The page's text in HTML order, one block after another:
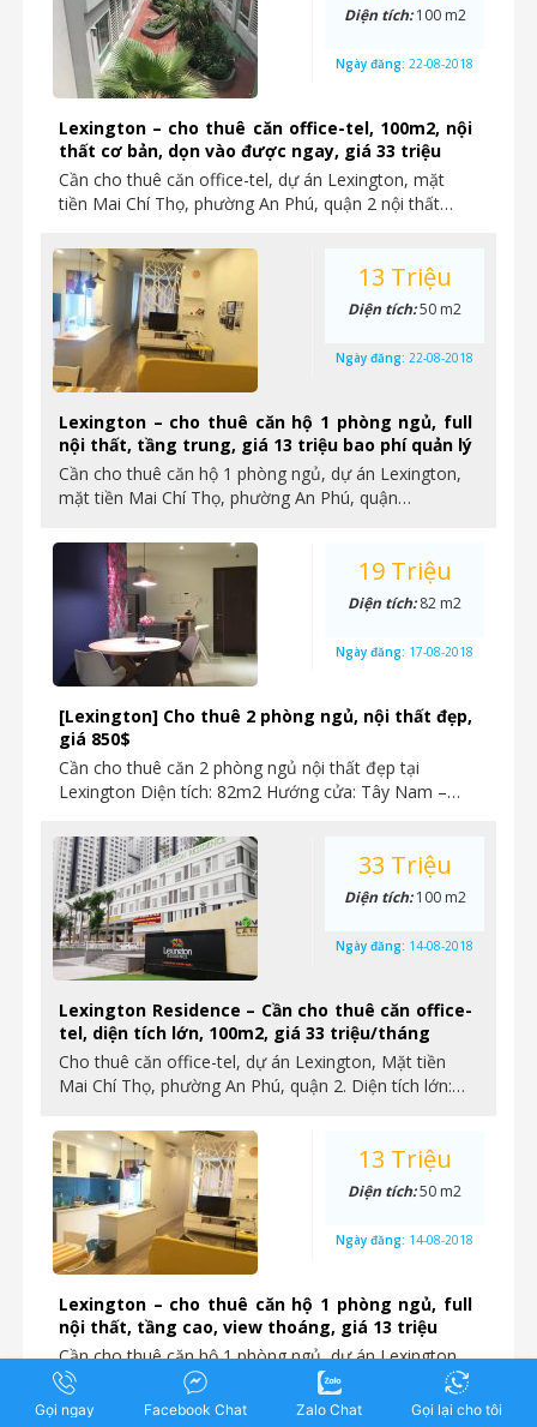
Lexington – cho thuê căn office-tel, 100m2, nội
thất cơ bản, dọn vào được ngay, giá 33 triệu
Cần cho thuê căn office-tel, dự án Lexington, mặt
tiền Mai Chí Thọ, phường An Phú, quận 2 nội thất…
Diện tích:100 m2
Ngày đăng: 22-08-2018
Lexington – cho thuê căn hộ 1 phòng ngủ, full
nội thất, tầng trung, giá 13 triệu bao phí quản lý
Cần cho thuê căn hộ 1 phòng ngủ, dự án Lexington,
mặt tiền Mai Chí Thọ, phường An Phú, quận…
13 Triệu
Diện tích:50 m2
Ngày đăng: 22-08-2018
[Lexington] Cho thuê 2 phòng ngủ, nội thất đẹp,
giá 850$
Cần cho thuê căn 2 phòng ngủ nội thất đẹp tại
Lexington Diện tích: 82m2 Hướng cửa: Tây Nam –…
19 Triệu
Diện tích:82 m2
Ngày đăng: 17-08-2018
Lexington Residence – Cần cho thuê căn office-
tel, diện tích lớn, 100m2, giá 33 triệu/tháng
Cho thuê căn office-tel, dự án Lexington, Mặt tiền
Mai Chí Thọ, phường An Phú, quận 2. Diện tích lớn:…
33 Triệu
Diện tích:100 m2
Ngày đăng: 14-08-2018
Lexington – cho thuê căn hộ 1 phòng ngủ, full
nội thất, tầng cao, view thoáng, giá 13 triệu
Cần cho thuê căn hộ 1 phòng ngủ, dự án Lexington,
mặt tiền Mai Chí Thọ, phường An Phú quận…
13 Triệu
Diện tích:50 m2
Ngày đăng: 14-08-2018
Gọi ngay Facebook Chat Zalo Chat Gọi lại cho tôi